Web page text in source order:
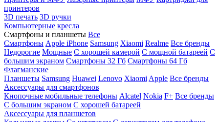
принтеров
3D печать 3D ручки
Компьютерные кресла
Смартфоны и планшеты Все
Смартфоны Apple iPhone Samsung Xiaomi Realme Все бренды
Недорогие Мощные С хорошей камерой С мощной батареей С
большим экраном Смартфоны 32 Гб Смартфоны 64 Гб
Флагманские
Планшеты Samsung Huawei Lenovo Xiaomi Apple Все бренды
Аксессуары для смартфонов
Кнопочные мобильные телефоны Alcatel Nokia F+ Все бренды
С большим экраном С хорошей батареей
Аксессуары для планшетов